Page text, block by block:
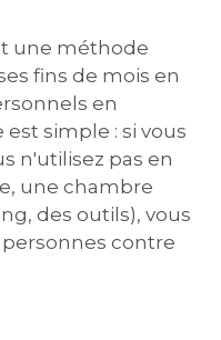
une méthode
fins de mois en
en
simple : si vous
n'utilisez pas en
une chambre
des outils), vous
contre